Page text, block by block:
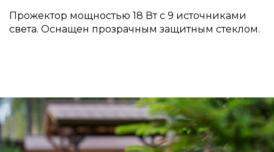
Прожектор мощностью 18 Вт с 9 источниками
света. Оснащен прозрачным защитным стеклом.